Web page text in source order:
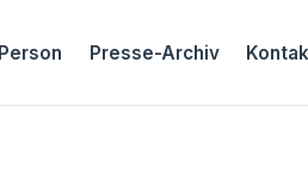
Presse-Archiv